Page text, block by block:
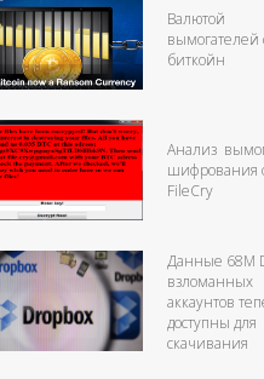
Валютой
вымогателей
биткойн
Анализ
шифрования
FileCry
Данные 68М
взломанных
аккаунтов
доступны для
скачивания